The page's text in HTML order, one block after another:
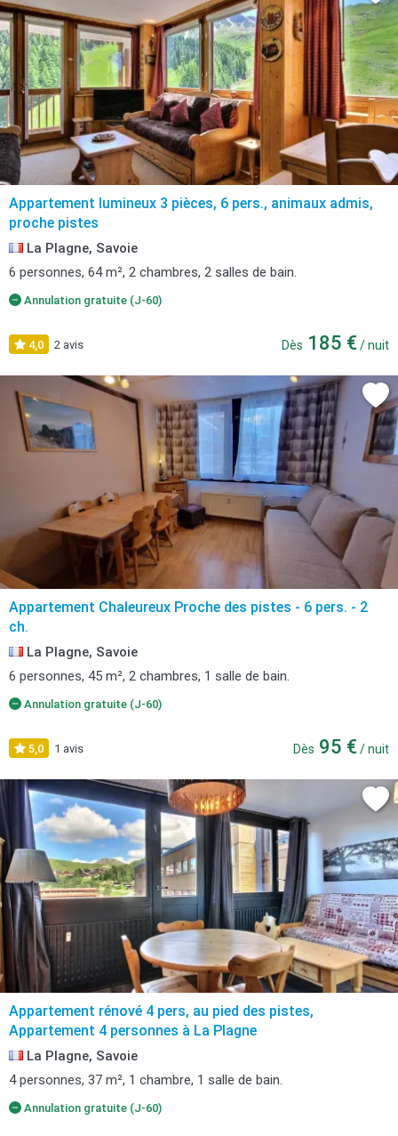
Appartement lumineux 3 pièces, 6 pers., animaux admis,
proche pistes
La Plagne, Savoie
6 personnes, 64 m², 2 chambres, 2 salles de bain.
Annulation gratuite (J-60)
4,0 2 avis Dès 185 € / nuit
Appartement Chaleureux Proche des pistes - 6 pers. - 2
ch.
La Plagne, Savoie
6 personnes, 45 m², 2 chambres, 1 salle de bain.
Annulation gratuite (J-60)
5,0 1 avis Dès 95 € / nuit
Appartement rénové 4 pers, au pied des pistes,
Appartement 4 personnes à La Plagne
La Plagne, Savoie
4 personnes, 37 m², 1 chambre, 1 salle de bain.
Annulation gratuite (J-60)